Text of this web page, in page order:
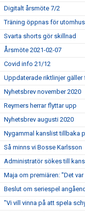
Digitalt årsmöte 7/2
Träning öppnas för
Svarta shorts gör skillnad
Årsmöte 2021-02-07
Covid info 21/12
Uppdaterade riktlinjer gäller
Nyhetsbrev november 2020
Reymers herrar flyttar upp
Nyhetsbrev augusti 2020
Nygammal kanslist tillbaka
Så minns vi Bosse Karlsson
Administratör sökes till
Maja om premiären: "Det
Beslut om seriespel
"Vi vill vinna på att spela